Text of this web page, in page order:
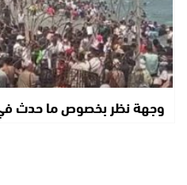
وجهة نظر بخصوص ما حدث